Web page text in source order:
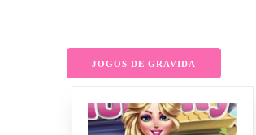
JOGOS DE GRAVIDA